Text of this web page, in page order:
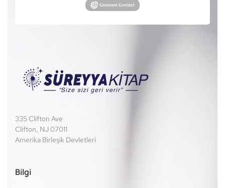
335 Clifton Ave
Clifton, NJ 07011
Amerika Birleşik Devletleri
Bilgi